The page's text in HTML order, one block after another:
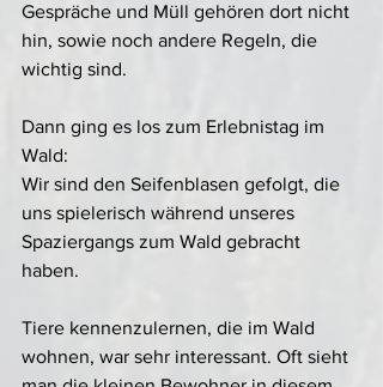
Gespräche und Müll gehören dort nicht
hin, sowie noch andere Regeln, die
wichtig sind.
Dann ging es los zum Erlebnistag im
Wald:
Wir sind den Seifenblasen gefolgt, die
uns spielerisch während unseres
Spaziergangs zum Wald gebracht
haben.
Tiere kennenzulernen, die im Wald
wohnen, war sehr interessant. Oft sieht